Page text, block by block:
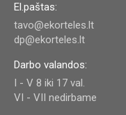
El.paštas:
tavo@ekorteles.lt
dp@ekorteles.lt
Darbo valandos:
I - V 8 iki 17 val.
VI - VII nedirbame